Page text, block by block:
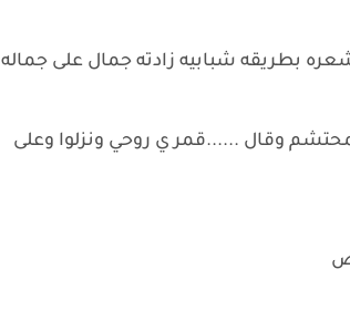
بطريقه شبابيه زادته جمال على جماله
وقال ......قمر ي روحي ونزلوا وعلى